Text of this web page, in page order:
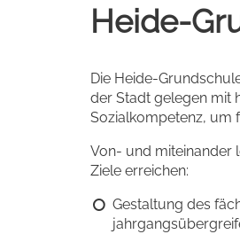
Heide-
Die Heide-
der Stadt gelegen mit
Sozialkompetenz, um
Von- und miteinander
Ziele erreichen:
Gestaltung des